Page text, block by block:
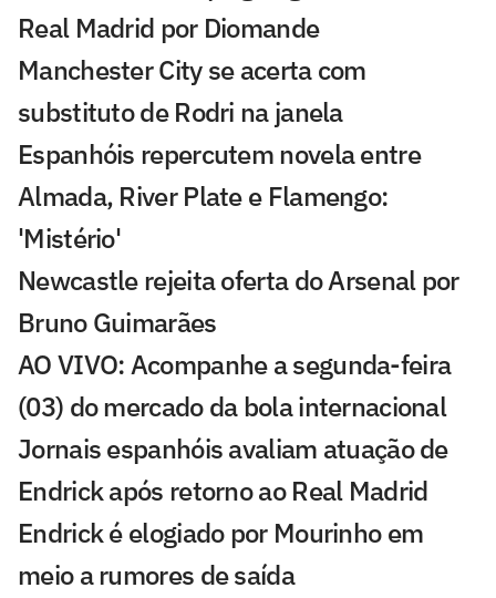
Real Madrid por Diomande
Manchester City se acerta com
substituto de Rodri na janela
Espanhóis repercutem novela entre
Almada, River Plate e Flamengo:
'Mistério'
Newcastle rejeita oferta do Arsenal por
Bruno Guimarães
AO VIVO: Acompanhe a segunda-feira
(03) do mercado da bola internacional
Jornais espanhóis avaliam atuação de
Endrick após retorno ao Real Madrid
Endrick é elogiado por Mourinho em
meio a rumores de saída